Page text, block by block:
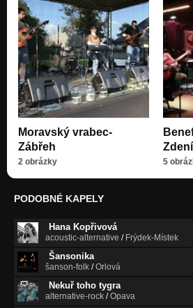
Moravský vrabec-
Zábřeh
2 obrázky 5
PODOBNÉ KAPELY
Hana Kopřivová
acoustic-alternative / Frýdek-Místek
Šansonika
šanson-folk /Orlová
Nekuř toho tygra
alternative-rock /Opava